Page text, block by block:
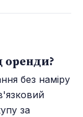
оренди?
без наміру
за